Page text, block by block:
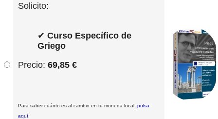
Solicito:
✔ Curso Específico de
Griego
Precio: 69,85 €
Para saber cuánto es al cambio en tu moneda local, pulsa
aquí